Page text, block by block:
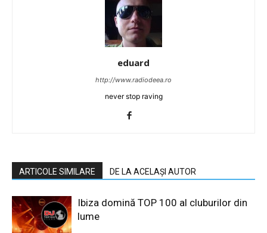
eduard
http://www.radiodeea.ro
never stop raving
ARTICOLE SIMILARE DE LA ACELAȘI AUTOR
Ibiza domină TOP 100 al cluburilor din
lume